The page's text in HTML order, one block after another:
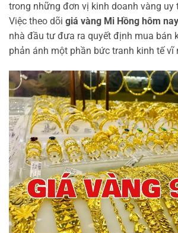
trong những đơn vị kinh doanh vàng uy
Việc theo dõi giá vàng Mi Hồng hôm nay
nhà đầu tư đưa ra quyết định mua bán
phản ánh một phần bức tranh kinh tế vĩ